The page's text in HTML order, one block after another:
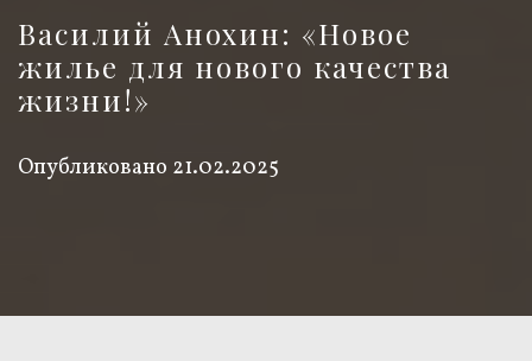
Василий Анохин: «Новое
жилье для нового качества
жизни!»
Опубликовано 21.02.2025